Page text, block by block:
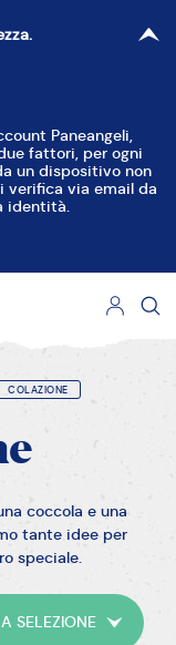
Paneangeli,
fattori, per ogni
un dispositivo non
verifica via email da
identità.
CHIUDI
Biscotti
COLAZIONE
coccola e una
tante idee per
speciale.
SELEZIONE